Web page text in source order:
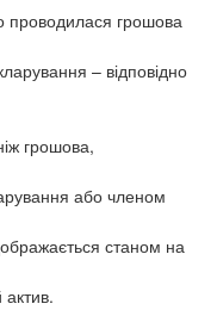
проводилася грошова
– відповідно
грошова,
або членом
станом на